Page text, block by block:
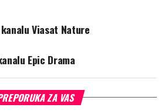
Viasat Nature
Epic Drama
ZA VAS